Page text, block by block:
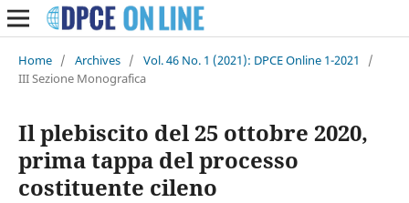
Home / Archives / Vol. 46 No. 1 (2021): DPCE Online 1-2021
/
III Sezione Monografica
Il plebiscito del 25 ottobre 2020,
prima tappa del processo
costituente cileno